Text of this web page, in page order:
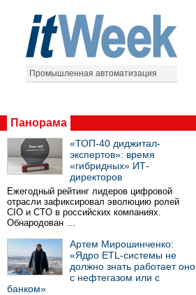
Промышленная автоматизация
Панорама
«ТОП-40 диджитал-
экспертов»: время
«гибридных» ИТ-
директоров
Ежегодный рейтинг лидеров цифровой
отрасли зафиксировал эволюцию ролей
CIO и CTO в российских компаниях.
Обнародован …
Артем Мирошинченко:
«Ядро ETL-системы не
должно знать работает оно
с нефтегазом или с
банком»